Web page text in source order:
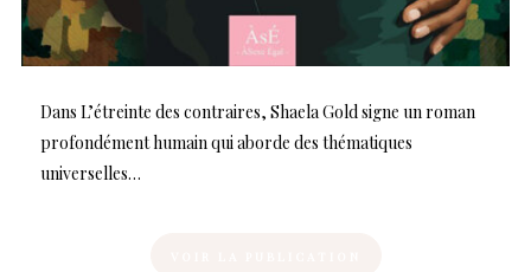
Dans L’étreinte des contraires, Shaela Gold signe un roman
profondément humain qui aborde des thématiques
universelles…